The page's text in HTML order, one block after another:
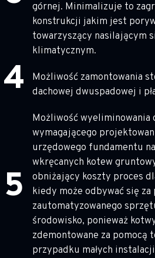
górnej. Minimalizuje to
konstrukcji jakim jest
towarzyszący nasilającym
klimatycznym.
Możliwość zamontowania
dachowej dwuspadowej i
Możliwość wyeliminowania
wymagającego
urzędowego fundamentu
wkręcanych kotew
obniżający koszty proces
kiedy może odbywać się za
zautomatyzowanego
środowisko, ponieważ
zdemontowane za pomocą
przypadku małych